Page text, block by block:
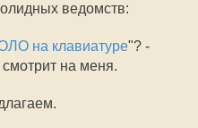
ведомств:
на клавиатуре"? -
на меня.